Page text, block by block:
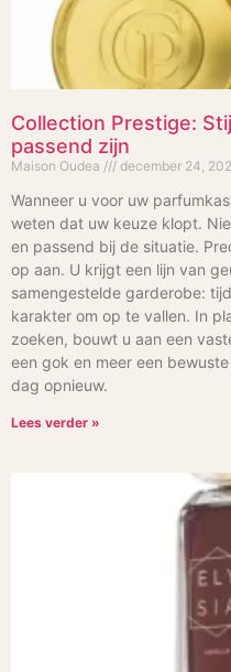
Collection Prestige:
passend zijn
Maison Oudea december 24,
Wanneer u voor uw
weten dat uw keuze klopt.
en passend bij de situatie.
op aan. U krijgt een lijn van
samengestelde garderobe:
karakter om op te vallen. In
zoeken, bouwt u aan een
een gok en meer een
dag opnieuw.
Lees verder »